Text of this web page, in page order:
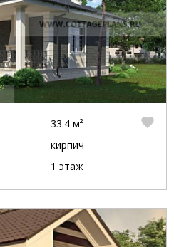
33.4 м²
кирпич
1 этаж